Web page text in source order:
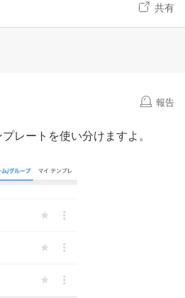
共有
報告
レートを使い分けますよ。